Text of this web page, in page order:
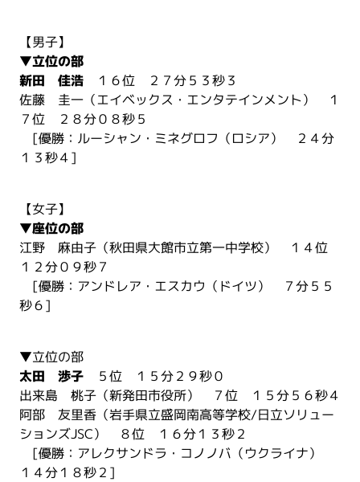
【男子】
▼立位の部
新田 佳浩 １６位 ２７分５３秒３
佐藤 圭一（エイベックス・エンタテインメント） １
７位 ２８分０８秒５
[優勝：ルーシャン・ミネグロフ（ロシア） ２４分
１３秒４]
【女子】
▼座位の部
江野 麻由子（秋田県大館市立第一中学校） １４位
１２分０９秒７
[優勝：アンドレア・エスカウ（ドイツ） ７分５５
秒６]
▼立位の部
太田 渉子 ５位 １５分２９秒０
出来島 桃子（新発田市役所） ７位 １５分５６秒４
阿部 友里香（岩手県立盛岡南高等学校/日立ソリュー
ションズJSC） ８位 １６分１３秒２
[優勝：アレクサンドラ・コノノバ（ウクライナ）
１４分１８秒２]